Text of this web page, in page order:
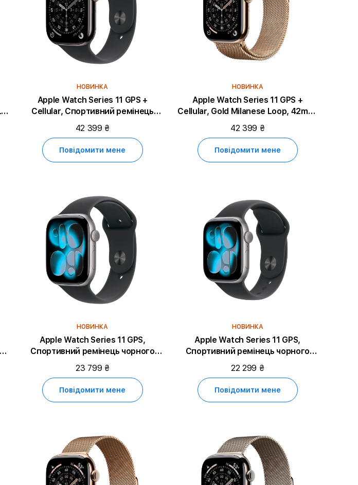
НОВИНКА
Apple Watch Series 11 GPS +
Cellular, Спортивний ремінець
чорного кольору, M/L, 46mm, Slate
Titanium
42 399 ₴
Повідомити мене
НОВИНКА
Apple Watch Series 11 GPS +
Cellular, Gold Milanese Loop, 42mm,
Gold Titanium
42 399 ₴
Повідомити мене
НОВИНКА
Apple Watch Series 11 GPS,
Спортивний ремінець чорного
кольору, S/M, 46mm, Space Grey
Aluminium
23 799 ₴
Повідомити мене
НОВИНКА
Apple Watch Series 11 GPS,
Спортивний ремінець чорного
кольору, M/L, 42mm, Space Grey
Aluminium
22 299 ₴
Повідомити мене